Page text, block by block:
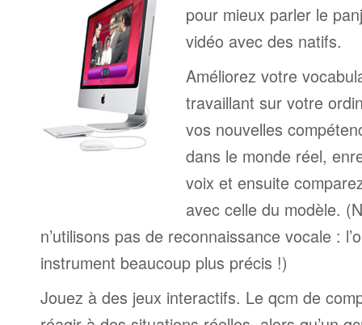
pour mieux parler le
vidéo avec des natifs.
Améliorez votre
travaillant sur votre
vos nouvelles
dans le monde réel,
voix et ensuite
avec celle du modèle.
n’utilisons pas de reconnaissance vocale :
instrument beaucoup plus précis !)
Jouez à des jeux interactifs. Le qcm de